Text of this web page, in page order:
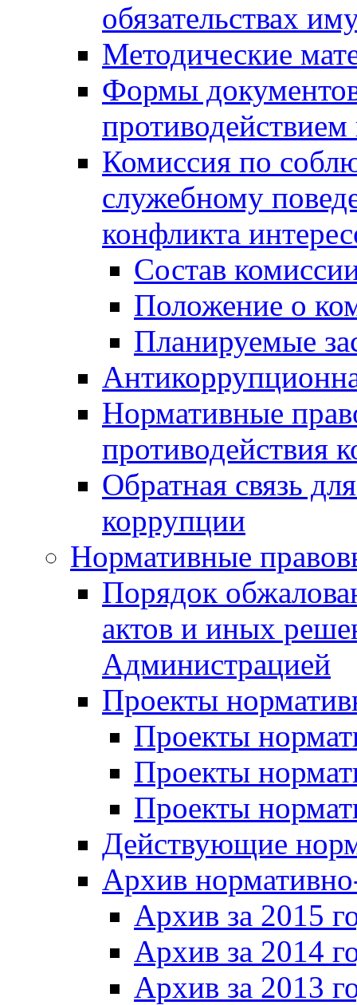
обязательствах
Методические
Формы
Комиссия по
служебному
конфликта
Состав
Положение о
Планируемые
Нормативные
противодействия
Обратная связь
коррупции
Нормативные
Порядок
актов и иных
Администрацией
Проекты
Проекты
Проекты
Проекты
Действующие
Архив
Архив за 2015
Архив за 2014
Архив за 2013